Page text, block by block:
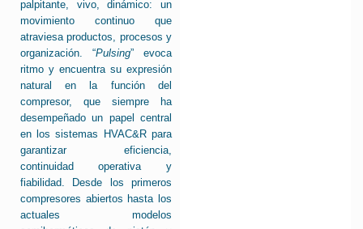
palpitante, vivo, dinámico: un
movimiento continuo que
atraviesa productos, procesos y
organización. “Pulsing” evoca
ritmo y encuentra su expresión
natural en la función del
compresor, que siempre ha
desempeñado un papel central
en los sistemas HVAC&R para
garantizar eficiencia,
continuidad operativa y
fiabilidad. Desde los primeros
compresores abiertos hasta los
actuales modelos